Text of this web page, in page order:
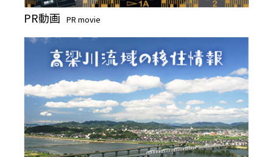
PR動画 PR movie